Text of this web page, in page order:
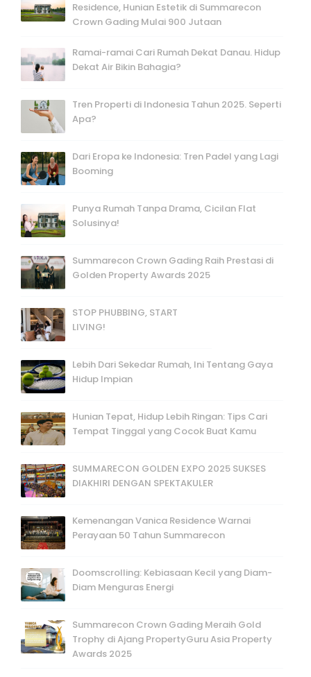
Residence, Hunian Estetik di Summarecon
Crown Gading Mulai 900 Jutaan
Ramai-ramai Cari Rumah Dekat Danau. Hidup
Dekat Air Bikin Bahagia?
Tren Properti di Indonesia Tahun 2025. Seperti
Apa?
Dari Eropa ke Indonesia: Tren Padel yang Lagi
Booming
Punya Rumah Tanpa Drama, Cicilan Flat
Solusinya!
Summarecon Crown Gading Raih Prestasi di
Golden Property Awards 2025
STOP PHUBBING, START
LIVING!
Lebih Dari Sekedar Rumah, Ini Tentang Gaya
Hidup Impian
Hunian Tepat, Hidup Lebih Ringan: Tips Cari
Tempat Tinggal yang Cocok Buat Kamu
SUMMARECON GOLDEN EXPO 2025 SUKSES
DIAKHIRI DENGAN SPEKTAKULER
Kemenangan Vanica Residence Warnai
Perayaan 50 Tahun Summarecon
Doomscrolling: Kebiasaan Kecil yang Diam-
Diam Menguras Energi
Summarecon Crown Gading Meraih Gold
Trophy di Ajang PropertyGuru Asia Property
Awards 2025